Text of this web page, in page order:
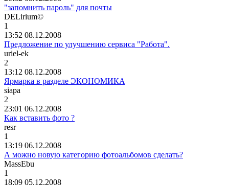
"запомнить пароль" для почты
DELirium©
1
13:52 08.12.2008
Предложение по улучшению сервиса "Работа".
uriel-ek
2
13:12 08.12.2008
Ярмарка в разделе ЭКОНОМИКА
siapa
2
23:01 06.12.2008
Как вставить фото ?
resr
1
13:19 06.12.2008
А можно новую категорию фотоальбомов сделать?
MassEbu
1
18:09 05.12.2008